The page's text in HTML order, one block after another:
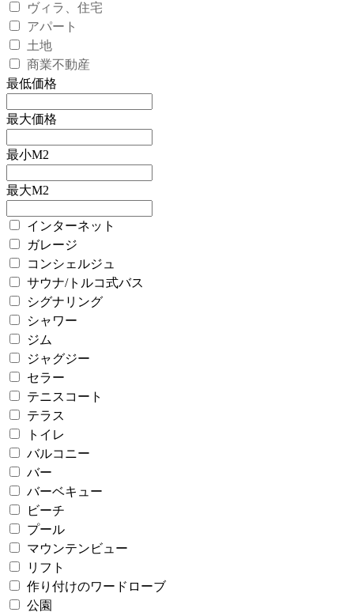
ヴィラ、住宅
アパート
土地
商業不動産
最低価格
最大価格
最小M2
最大M2
インターネット
ガレージ
コンシェルジュ
サウナ/トルコ式バス
シグナリング
シャワー
ジム
ジャグジー
セラー
テニスコート
テラス
トイレ
バルコニー
バー
バーベキュー
ビーチ
プール
マウンテンビュー
リフト
作り付けのワードローブ
公園